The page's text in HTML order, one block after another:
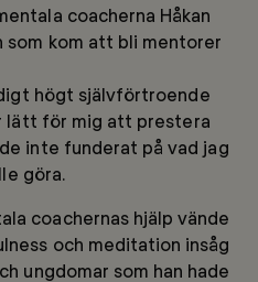
coacherna Håkan
som kom att bli mentorer
högt självförtroende
lätt för mig att prestera
inte funderat på vad jag
göra.
coachernas hjälp vände
och meditation insåg
ungdomar som han hade